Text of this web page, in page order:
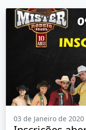
03 de Janeiro de 2020